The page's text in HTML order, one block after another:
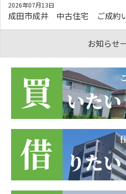
2026年07月13日
成田市成井 中古住宅 ご成約い
お知らせ